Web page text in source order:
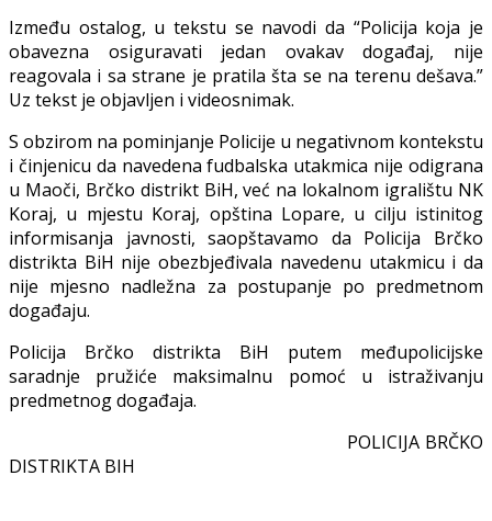
Između ostalog, u tekstu se navodi da “Policija koja je
obavezna osiguravati jedan ovakav događaj, nije
reagovala i sa strane je pratila šta se na terenu dešava.”
Uz tekst je objavljen i videosnimak.
S obzirom na pominjanje Policije u negativnom kontekstu
i činjenicu da navedena fudbalska utakmica nije odigrana
u Maoči, Brčko distrikt BiH, već na lokalnom igralištu NK
Koraj, u mjestu Koraj, opština Lopare, u cilju istinitog
informisanja javnosti, saopštavamo da Policija Brčko
distrikta BiH nije obezbjeđivala navedenu utakmicu i da
nije mjesno nadležna za postupanje po predmetnom
događaju.
Policija Brčko distrikta BiH putem međupolicijske
saradnje pružiće maksimalnu pomoć u istraživanju
predmetnog događaja.
POLICIJA BRČKO
DISTRIKTA BIH